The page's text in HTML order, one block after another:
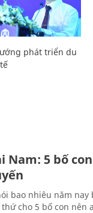
phát triển du
Nam: 5 bố
bao nhiêu năm
cho 5 bố con nên